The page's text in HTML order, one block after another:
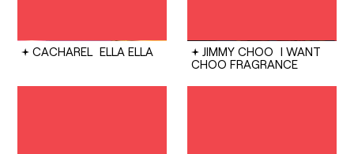
CACHAREL ELLA ELLA JIMMY CHOO I WANT
CHOO FRAGRANCE